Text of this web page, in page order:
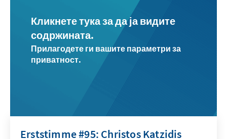
Кликнете тука за да ја видите
содржината.
Прилагодете ги вашите параметри за
приватност.
Erststimme #95: Christos Katzidis